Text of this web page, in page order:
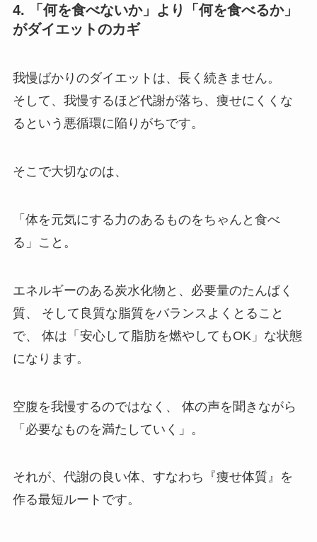
4. 「何を食べないか」より「何を食べるか」
がダイエットのカギ
我慢ばかりのダイエットは、長く続きません。
そして、我慢するほど代謝が落ち、痩せにくくな
るという悪循環に陥りがちです。
そこで大切なのは、
「体を元気にする力のあるものをちゃんと食べ
る」こと。
エネルギーのある炭水化物と、必要量のたんぱく
質、 そして良質な脂質をバランスよくとること
で、 体は「安心して脂肪を燃やしてもOK」な状態
になります。
空腹を我慢するのではなく、 体の声を聞きながら
「必要なものを満たしていく」。
それが、代謝の良い体、すなわち『痩せ体質』を
作る最短ルートです。